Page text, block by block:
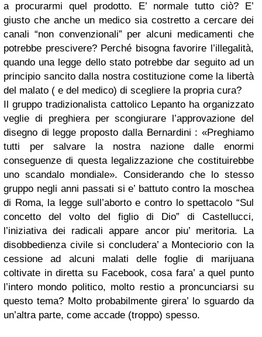
a procurarmi quel prodotto. E’ normale tutto ciò? E’
giusto che anche un medico sia costretto a cercare dei
canali “non convenzionali” per alcuni medicamenti che
potrebbe prescivere? Perché bisogna favorire l’illegalità,
quando una legge dello stato potrebbe dar seguito ad un
principio sancito dalla nostra costituzione come la libertà
del malato ( e del medico) di scegliere la propria cura?
Il gruppo tradizionalista cattolico Lepanto ha organizzato
veglie di preghiera per scongiurare l’approvazione del
disegno di legge proposto dalla Bernardini : «Preghiamo
tutti per salvare la nostra nazione dalle enormi
conseguenze di questa legalizzazione che costituirebbe
uno scandalo mondiale». Considerando che lo stesso
gruppo negli anni passati si e’ battuto contro la moschea
di Roma, la legge sull’aborto e contro lo spettacolo “Sul
concetto del volto del figlio di Dio” di Castellucci,
l’iniziativa dei radicali appare ancor piu’ meritoria. La
disobbedienza civile si concludera’ a Monteciorio con la
cessione ad alcuni malati delle foglie di marijuana
coltivate in diretta su Facebook, cosa fara’ a quel punto
l’intero mondo politico, molto restio a proncunciarsi su
questo tema? Molto probabilmente girera’ lo sguardo da
un’altra parte, come accade (troppo) spesso.